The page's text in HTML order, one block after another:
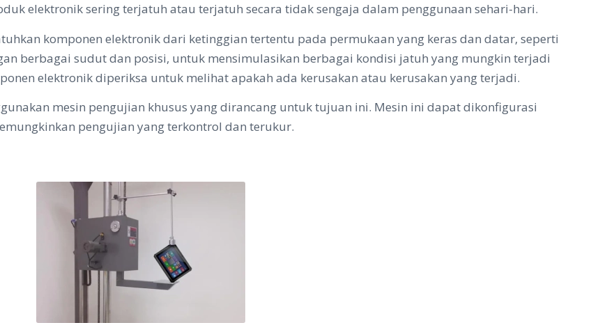
elektronik sering terjatuh atau terjatuh secara tidak sengaja dalam penggunaan sehari-hari.
komponen elektronik dari ketinggian tertentu pada permukaan yang keras dan datar, seperti
berbagai sudut dan posisi, untuk mensimulasikan berbagai kondisi jatuh yang mungkin terjadi
elektronik diperiksa untuk melihat apakah ada kerusakan atau kerusakan yang terjadi.
mesin pengujian khusus yang dirancang untuk tujuan ini. Mesin ini dapat dikonfigurasi
pengujian yang terkontrol dan terukur.